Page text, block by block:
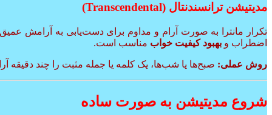
مدیتیشن ترانسندنتال (Transcendental)
تکرار مانترا به صورت آرام و مداوم برای دست‌یابی به آرامش
اضطراب و بهبود کیفیت خواب مناسب است.
روش عملی: صبح‌ها یا شب‌ها، یک کلمه یا جمله مثبت را چند دقیقه
شروع مدیتیشن به صورت ساده